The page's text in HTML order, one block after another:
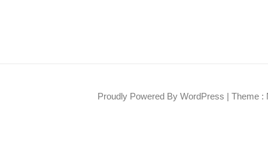
Proudly Powered By WordPress | Theme :